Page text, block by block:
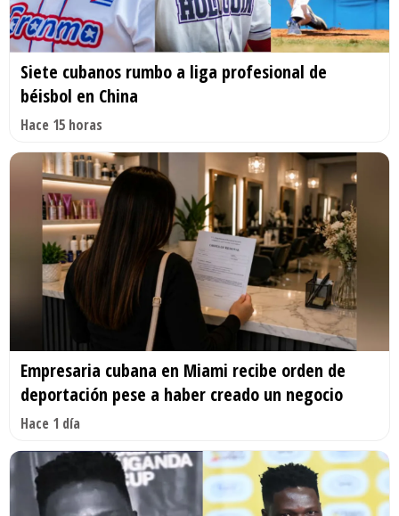
Siete cubanos rumbo a liga profesional de
béisbol en China
Hace 15 horas
Empresaria cubana en Miami recibe orden de
deportación pese a haber creado un negocio
Hace 1 día